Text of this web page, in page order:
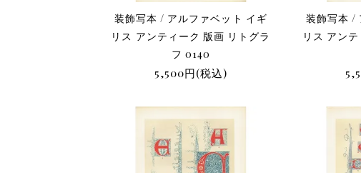
装飾写本 / アルファベット イギ
リス アンティーク 版画 リトグラ
フ 0140
5,500円(税込)
装飾写本 /
リス アン